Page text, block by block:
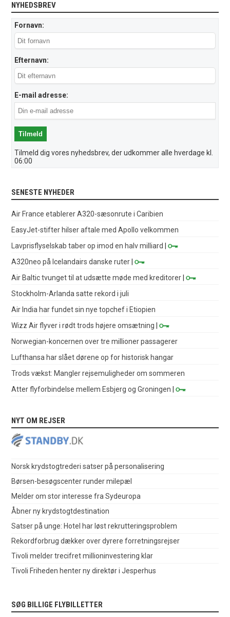
NYHEDSBREV
Fornavn:
Efternavn:
E-mail adresse:
Tilmeld dig vores nyhedsbrev, der udkommer alle hverdage kl.
06:00
SENESTE NYHEDER
Air France etablerer A320-sæsonrute i Caribien
EasyJet-stifter hilser aftale med Apollo velkommen
Lavprisflyselskab taber op imod en halv milliard
|
A320neo på Icelandairs danske ruter |
Air Baltic tvunget til at udsætte møde med kreditorer |
Stockholm-Arlanda satte rekord i juli
Air India har fundet sin nye topchef i Etiopien
Wizz Air flyver i rødt trods højere omsætning |
Norwegian-koncernen over tre millioner passagerer
Lufthansa har slået dørene op for historisk hangar
Trods vækst: Mangler rejsemuligheder om sommeren
Atter flyforbindelse mellem Esbjerg og Groningen |
NYT OM REJSER
Norsk krydstogtrederi satser på personalisering
Børsen-besøgscenter runder milepæl
Melder om stor interesse fra Sydeuropa
Åbner ny krydstogtdestination
Satser på unge: Hotel har løst rekrutteringsproblem
Rekordforbrug dækker over dyrere forretningsrejser
Tivoli melder trecifret millioninvestering klar
Tivoli Friheden henter ny direktør i Jesperhus
SØG BILLIGE FLYBILLETTER